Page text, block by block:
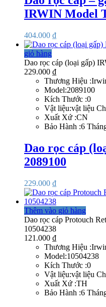
IRWIN Model
404.000 ₫
giỏ hàng
Dao rọc cáp (loại gấp)
229.000 ₫
Thương Hiệu
Model:2089100
Kích Thước :0
Vật liệu:vật liệu
Xuất Xứ :CN
Bảo Hành :6
Dao rọc cáp
2089100
229.000 ₫
Thêm vào giỏ hàng
Dao rọc cáp Protouch
10504238
121.000 ₫
Thương Hiệu
Model:10504238
Kích Thước :0
Vật liệu:vật liệu
Xuất Xứ :TH
Bảo Hành :6